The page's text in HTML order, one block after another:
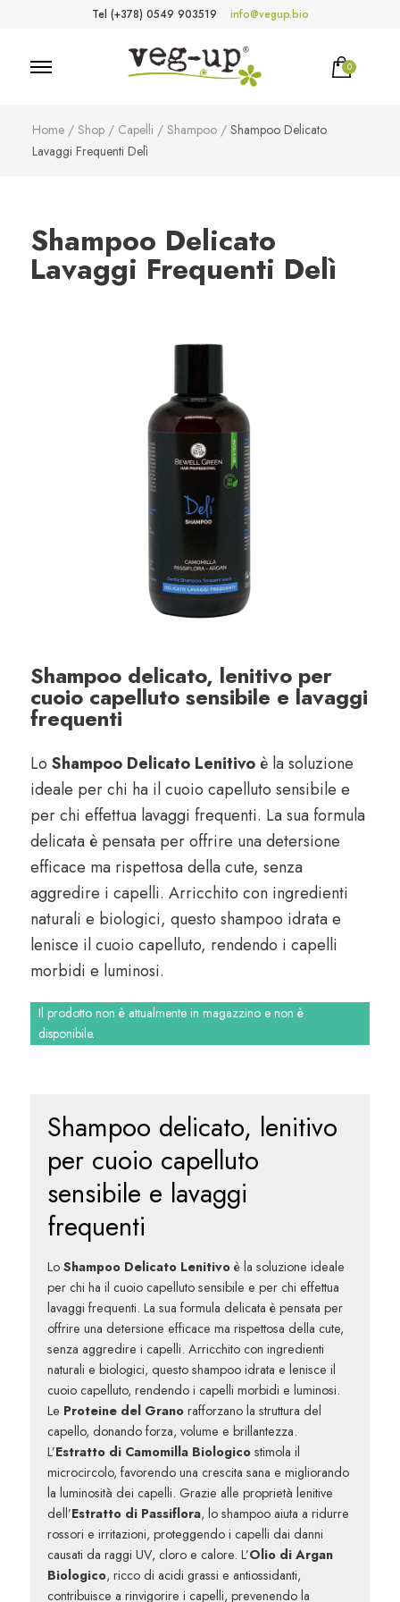
Tel (+378) 0549 903519 info@vegup.bio
0
Home / Shop / Capelli / Shampoo / Shampoo Delicato
Lavaggi Frequenti Delì
Shampoo Delicato
Lavaggi Frequenti Delì
Shampoo delicato, lenitivo per
cuoio capelluto sensibile e lavaggi
frequenti
Lo Shampoo Delicato Lenitivoè la soluzione
ideale per chi ha il cuoio capelluto sensibile e
per chi effettua lavaggi frequenti. La sua formula
delicata è pensata per offrire una detersione
efficace ma rispettosa della cute, senza
aggredire i capelli. Arricchito con ingredienti
naturali e biologici, questo shampoo idrata e
lenisce il cuoio capelluto, rendendo i capelli
morbidi e luminosi.
Il prodotto non è attualmente in magazzino e non è
disponibile.
Shampoo delicato, lenitivo
per cuoio capelluto
sensibile e lavaggi
frequenti
LoShampoo Delicato Lenitivo è la soluzione ideale
per chi ha il cuoio capelluto sensibile e per chi effettua
lavaggi frequenti. La sua formula delicata è pensata per
offrire una detersione efficace ma rispettosa della cute,
senza aggredire i capelli. Arricchito con ingredienti
naturali e biologici, questo shampoo idrata e lenisce il
cuoio capelluto, rendendo i capelli morbidi e luminosi.
Le Proteine del Grano rafforzano la struttura del
capello, donando forza, volume e brillantezza.
L’Estratto di Camomilla Biologico stimola il
microcircolo, favorendo una crescita sana e migliorando
la luminosità dei capelli. Grazie alle proprietà lenitive
dell’Estratto di Passiflora, lo shampoo aiuta a ridurre
rossori e irritazioni, proteggendo i capelli dai danni
causati da raggi UV, cloro e calore. L’Olio di Argan
Biologico, ricco di acidi grassi e antiossidanti,
contribuisce a rinvigorire i capelli, prevenendo la